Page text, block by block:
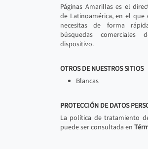
Páginas Amarillas es el
de Latinoamérica, en el
necesitas de forma
búsquedas
dispositivo.
OTROS DE NUESTROS SITIOS
Blancas
PROTECCIÓN DE DATOS
La política de tratamiento
puede ser consultada en